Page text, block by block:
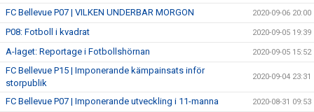
FC Bellevue P07 | VILKEN UNDERBAR MORGON 2020-09-06 20:00
P08: Fotboll i kvadrat 2020-09-05 19:39
A-laget: Reportage i Fotbollshörnan 2020-09-05 15:52
FC Bellevue P15 | Imponerande kämpainsats inför
storpublik
2020-09-04 23:31
FC Bellevue P07 | Imponerande utveckling i 11-manna 2020-08-31 09:53